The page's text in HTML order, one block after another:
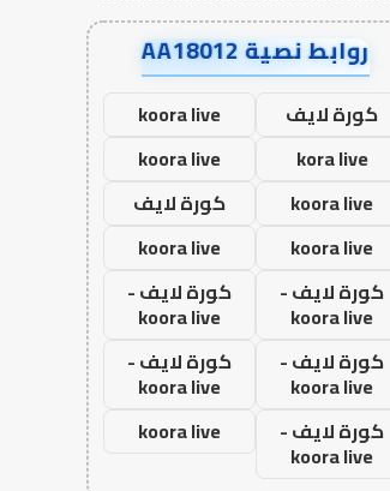
روابط نصية AA18012
كورة لايف
koora live
kora live
koora live
koora live
كورة لايف
koora live
koora live
كورة لايف -
koora live
كورة لايف -
koora live
كورة لايف -
koora live
كورة لايف -
koora live
كورة لايف -
koora live
koora live